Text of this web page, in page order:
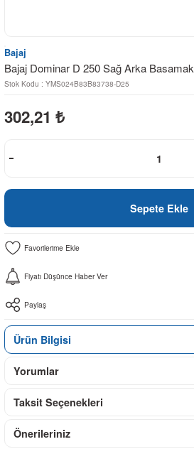
Bajaj
Bajaj Dominar D 250 Sağ Arka Basamak
Stok Kodu : YMS024B83B83738-D25
302,21 ₺
Sepete Ekle
Fiyatı Düşünce Haber Ver
Paylaş
Ürün Bilgisi
Yorumlar
Taksit Seçenekleri
Önerileriniz